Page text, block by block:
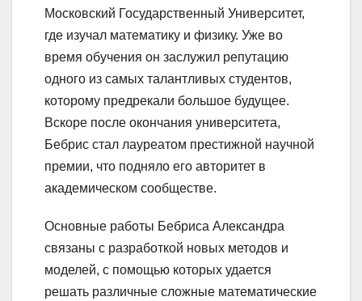
Московский Государственный Университет,
где изучал математику и физику. Уже во
время обучения он заслужил репутацию
одного из самых талантливых студентов,
которому предрекали большое будущее.
Вскоре после окончания университета,
Бебрис стал лауреатом престижной научной
премии, что подняло его авторитет в
академическом сообществе.
Основные работы Бебриса Александра
связаны с разработкой новых методов и
моделей, с помощью которых удается
решать различные сложные математические